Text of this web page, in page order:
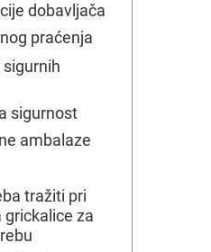
dobavljača
praćenja
sigurnost
ambalaze
tražiti pri
grickalice za